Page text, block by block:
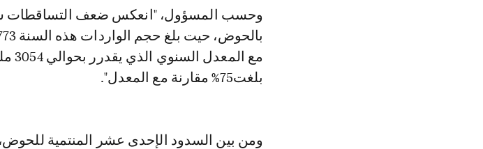
وحسب المسؤول، "انعكس ضعف التساقطات
مع
بلغت75% مقارنة مع المعدل".
ومن بين السدود الإحدى عشر المنتمية